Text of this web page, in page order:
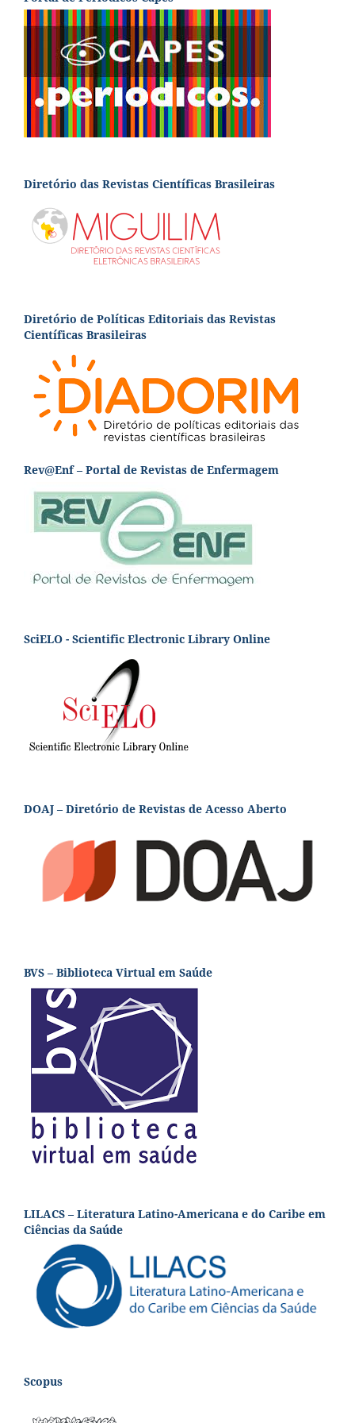
Diretório das Revistas Científicas Brasileiras
Diretório de Políticas Editoriais das Revistas
Científicas Brasileiras
Rev@Enf – Portal de Revistas de Enfermagem
SciELO - Scientific Electronic Library Online
DOAJ – Diretório de Revistas de Acesso Aberto
BVS – Biblioteca Virtual em Saúde
LILACS – Literatura Latino-Americana e do Caribe em
Ciências da Saúde
Scopus